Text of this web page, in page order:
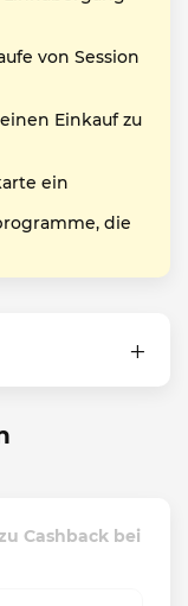
von Session
Einkauf zu
ein
die
Cashback bei